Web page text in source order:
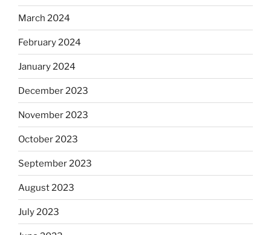
March 2024
February 2024
January 2024
December 2023
November 2023
October 2023
September 2023
August 2023
July 2023